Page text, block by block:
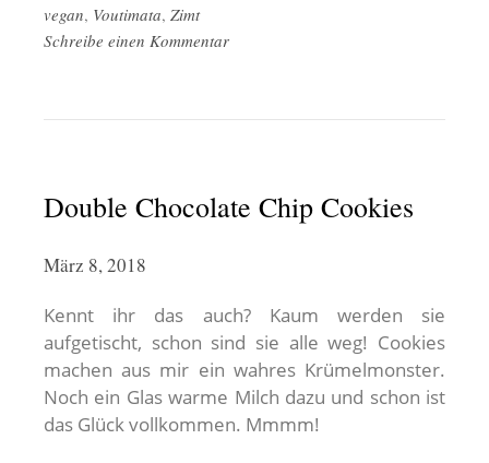
vegan, Voutimata, Zimt
Schreibe einen Kommentar
Double Chocolate Chip Cookies
März 8, 2018
Kennt ihr das auch? Kaum werden sie
aufgetischt, schon sind sie alle weg! Cookies
machen aus mir ein wahres Krümelmonster.
Noch ein Glas warme Milch dazu und schon ist
das Glück vollkommen. Mmmm!